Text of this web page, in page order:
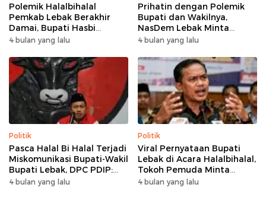
Polemik Halalbihalal
Pemkab Lebak Berakhir
Damai, Bupati Hasbi
Sambangi Kediaman
4 bulan yang lalu
Prihatin dengan Polemik
Bupati dan Wakilnya,
NasDem Lebak Minta
Saling Introspeksi
4 bulan yang lalu
Politik
Pasca Halal Bi Halal Terjadi
Miskomunikasi Bupati-Wakil
Bupati Lebak, DPC PDIP:
Kami Tetap Solid dan Akan
4 bulan yang lalu
Politik
Viral Pernyataan Bupati
Lebak di Acara Halalbihalal,
Tokoh Pemuda Minta
Bersatu hingga Usul
4 bulan yang lalu